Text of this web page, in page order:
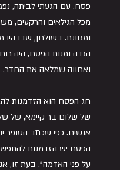
פסח. עם הגעתי לביתה,
מכל הגילאים והרקעים,
ומגוונת. בשולחן, שבו היו
הגדה ומנות הפסח, היה
ואחווה שמלאה את החדר.
חג הפסח הוא הזדמנות
של שלום בר קיימא, של
אנשים. כפי שכתב הסופר
הפסח יש הזדמנות
על פני האדמה". בעת זו,